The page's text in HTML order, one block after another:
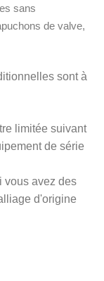
sans
de valve,
sont à
limitée suivant
de série
vous avez des
d'origine